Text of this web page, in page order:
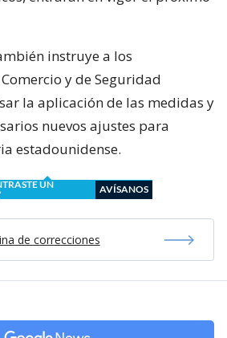
nuevos ajustes para
AVÍSANOS
de correcciones